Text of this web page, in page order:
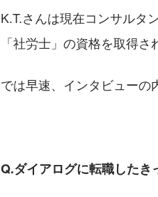
K.T.さんは現在コンサルタ
「社労士」の資格を取得さ
では早速、インタビューの
Q.ダイアログに転職したき